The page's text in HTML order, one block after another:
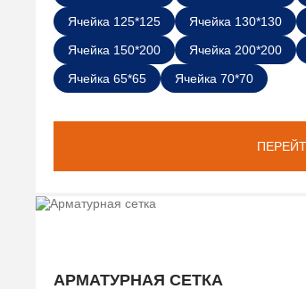
Ячейка 125*125
Ячейка 130*130
Ячейка 150*200
Ячейка 200*200
Ячейка 65*65
Ячейка 70*70
АРМАТУРНАЯ СЕТКА